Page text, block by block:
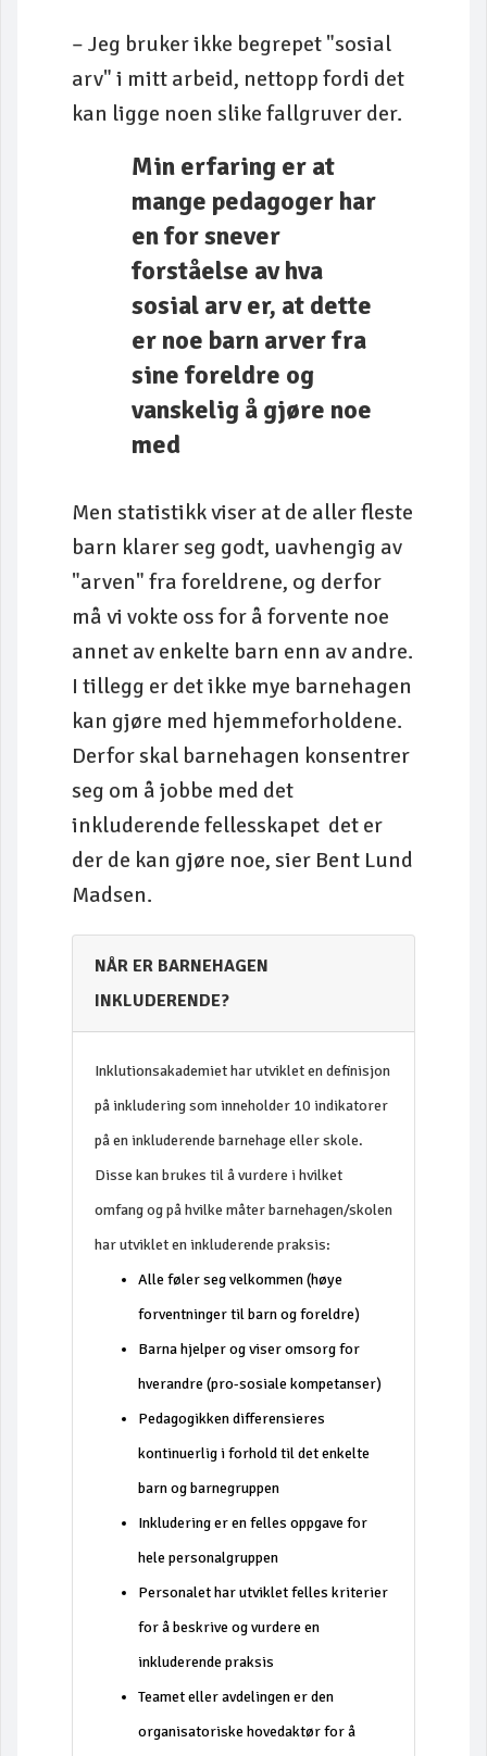
– Jeg bruker ikke begrepet "sosial
arv" i mitt arbeid, nettopp fordi det
kan ligge noen slike fallgruver der.
Min erfaring er at
mange pedagoger har
en for snever
forståelse av hva
sosial arv er, at dette
er noe barn arver fra
sine foreldre og
vanskelig å gjøre noe
med
Men statistikk viser at de aller fleste
barn klarer seg godt, uavhengig av
"arven" fra foreldrene, og derfor
må vi vokte oss for å forvente noe
annet av enkelte barn enn av andre.
I tillegg er det ikke mye barnehagen
kan gjøre med hjemmeforholdene.
Derfor skal barnehagen konsentrer
seg om å jobbe med det
inkluderende fellesskapet ­ det er
der de kan gjøre noe, sier Bent Lund
Madsen.
NÅR ER BARNEHAGEN
INKLUDERENDE?
Inklutionsakademiet har utviklet en definisjon
på inkludering som inneholder 10 indikatorer
på en inkluderende barnehage eller skole.
Disse kan brukes til å vurdere i hvilket
omfang og på hvilke måter barnehagen/skolen
har utviklet en inkluderende praksis:
Alle føler seg velkommen (høye
forventninger til barn og foreldre)
Barna hjelper og viser omsorg for
hverandre (pro-sosiale kompetanser)
Pedagogikken differensieres
kontinuerlig i forhold til det enkelte
barn og barnegruppen
Inkludering er en felles oppgave for
hele personalgruppen
Personalet har utviklet felles kriterier
for å beskrive og vurdere en
inkluderende praksis
Teamet eller avdelingen er den
organisatoriske hovedaktør for å